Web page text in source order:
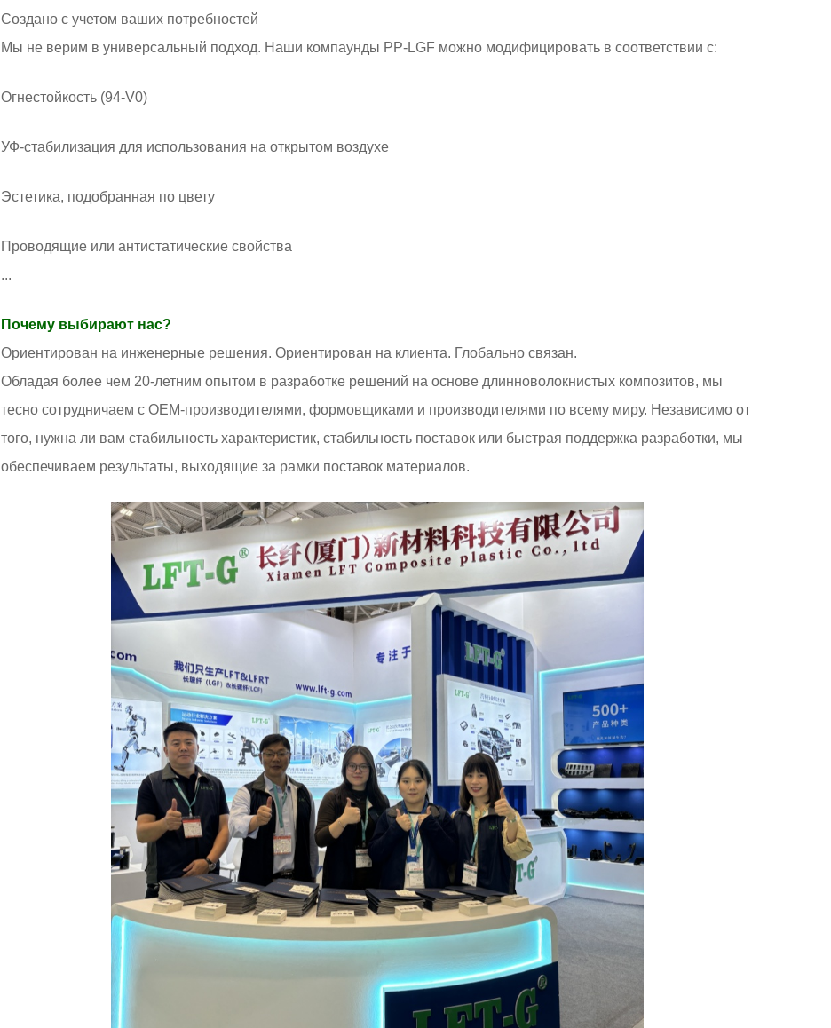
Создано с учетом ваших потребностей
Мы не верим в универсальный подход. Наши компаунды PP-LGF можно модифицировать в соответствии с:
Огнестойкость (94-V0)
УФ-стабилизация для использования на открытом воздухе
Эстетика, подобранная по цвету
Проводящие или антистатические свойства
...
Почему выбирают нас?
Ориентирован на инженерные решения. Ориентирован на клиента. Глобально связан.
Обладая более чем 20-летним опытом в разработке решений на основе длинноволокнистых композитов, мы
тесно сотрудничаем с OEM-производителями, формовщиками и производителями по всему миру. Независимо от
того, нужна ли вам стабильность характеристик, стабильность поставок или быстрая поддержка разработки, мы
обеспечиваем результаты, выходящие за рамки поставок материалов.